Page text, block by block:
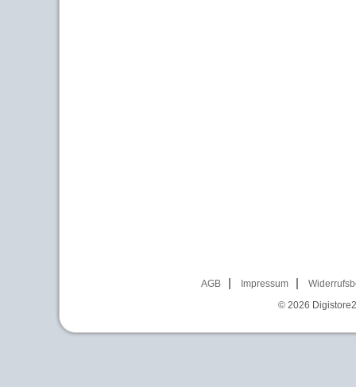
AGB Impressum
© 2026